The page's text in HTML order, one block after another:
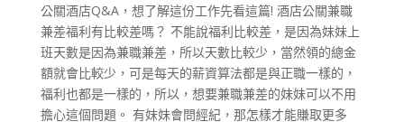
公關酒店Q&A，想了解這份工作先看這篇! 酒店公關兼職
兼差福利有比較差嗎？ 不能說福利比較差，是因為妹妹上
班天數是因為兼職兼差，所以天數比較少，當然領的總金
額就會比較少，可是每天的薪資算法都是與正職一樣的，
福利也都是一樣的，所以，想要兼職兼差的妹妹可以不用
擔心這個問題。 有妹妹會問經紀，那怎樣才能賺取更多